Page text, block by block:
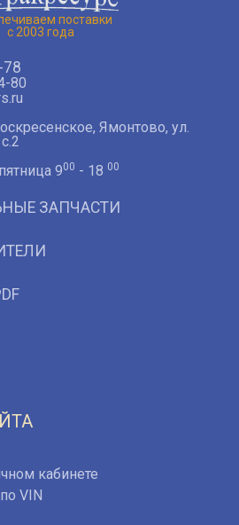
поставки
с 2003 года
80
Ямонтово, ул.
900 - 18 00
ЗАПЧАСТИ
кабинете
VIN